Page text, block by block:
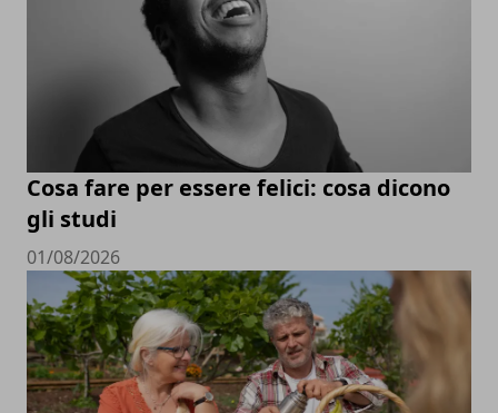
Cosa fare per essere felici: cosa dicono
gli studi
01/08/2026